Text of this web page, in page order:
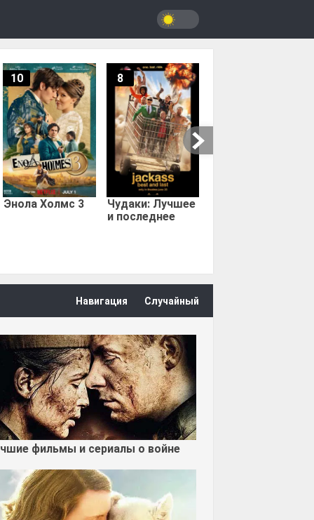
Энола Холмс 3
10
Чудаки: Лучшее
и последнее
8
Навигация Случайный
фильмы и сериалы о войне